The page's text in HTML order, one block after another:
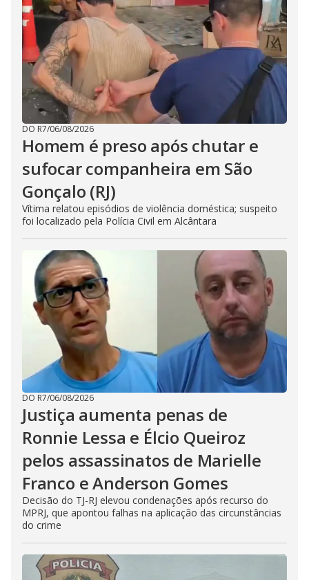
DO R7/06/08/2026
Homem é preso após chutar e
sufocar companheira em São
Gonçalo (RJ)
Vítima relatou episódios de violência doméstica; suspeito
foi localizado pela Polícia Civil em Alcântara
DO R7/06/08/2026
Justiça aumenta penas de
Ronnie Lessa e Élcio Queiroz
pelos assassinatos de Marielle
Franco e Anderson Gomes
Decisão do TJ-RJ elevou condenações após recurso do
MPRJ, que apontou falhas na aplicação das circunstâncias
do crime